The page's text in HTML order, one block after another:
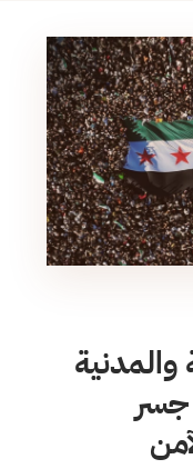
والمدنية
جسر